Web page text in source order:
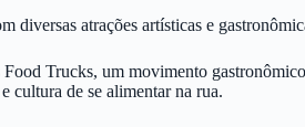
diversas atrações artísticas e
Food Trucks, um movimento
cultura de se alimentar na rua.